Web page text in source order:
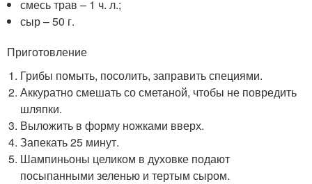
смесь трав – 1 ч. л.;
сыр – 50 г.
Приготовление
Грибы помыть, посолить, заправить специями.
Аккуратно смешать со сметаной, чтобы не повредить
шляпки.
Выложить в форму ножками вверх.
Запекать 25 минут.
Шампиньоны целиком в духовке подают
посыпанными зеленью и тертым сыром.